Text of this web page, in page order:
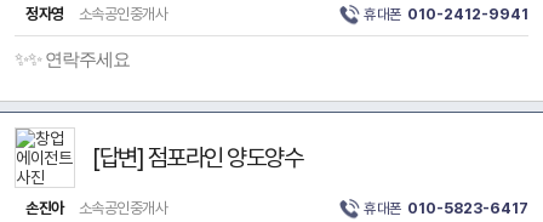
정자영 소속공인중개사 휴대폰 010-2412-9941
✨✨ 연락주세요
[답변] 점포라인 양도양수
손진아 소속공인중개사 휴대폰 010-5823-6417